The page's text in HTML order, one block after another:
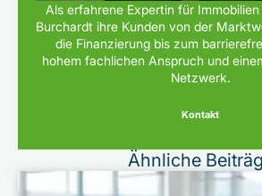
Als erfahrene Expertin für
Burchardt ihre Kunden von der
die Finanzierung bis zum
hohem fachlichen Anspruch und
Netzwerk.
Kontakt
Ähnliche